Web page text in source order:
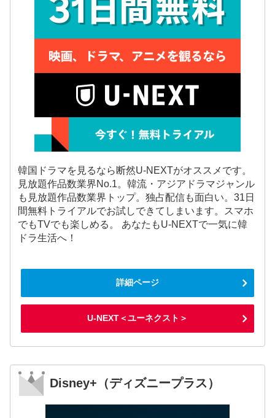
韓国ドラマを見るなら断然U-NEXTがオススメです。
見放題作品数業界No.1。韓流・アジアドラマジャンル
も見放題作品数業界トップ。独占配信も面白い。31日
間無料トライアルでお試しできてしまいます。スマホ
でもTVでも楽しめる。 あなたもU-NEXTで一気に韓
ドラ生活へ！
詳細ページ
U-NEXT＜ユーネクスト＞
Disney+（ディズニープラス）